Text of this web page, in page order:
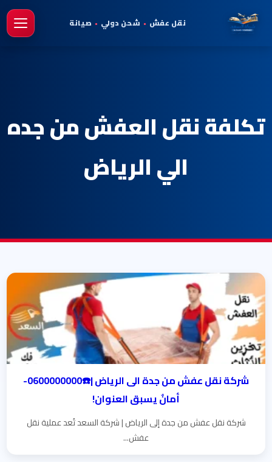
نقل عفش • شحن دولي • صيانة
تكلفة نقل العفش من جده
الي الرياض
شركة نقل عفش من جدة الى الرياض |☎️0600000000-
أمانٌ يسبق العنوان!
شركة نقل عفش من جدة إلى الرياض | شركة السعد تُعد عملية نقل
عفش...